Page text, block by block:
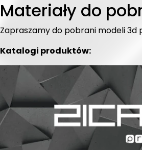
Materiały do
Zapraszamy do pobrani modeli 3d
Katalogi produktów: